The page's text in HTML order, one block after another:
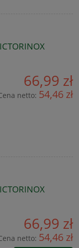
66,99 zł
netto: 54,46 zł
66,99 zł
netto: 54,46 zł